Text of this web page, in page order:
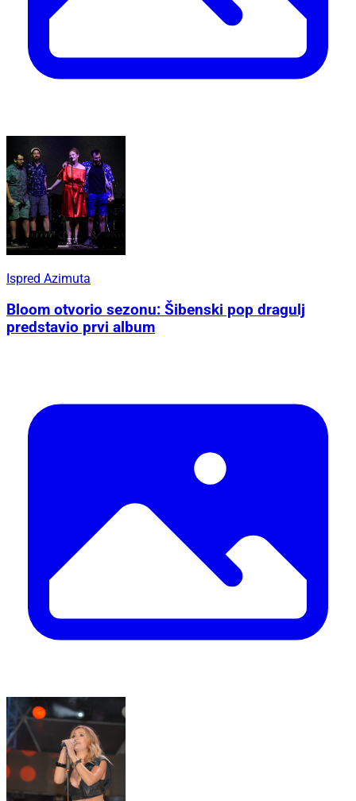
Ispred Azimuta
Bloom otvorio sezonu: Šibenski pop dragulj
predstavio prvi album